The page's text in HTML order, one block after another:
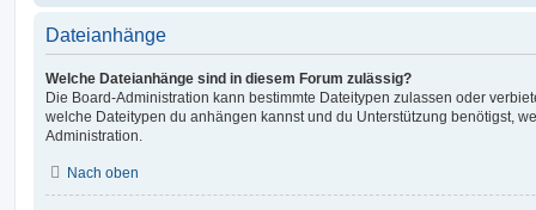
Dateianhänge
Welche Dateianhänge sind in diesem Forum zulässig?
Die Board-Administration kann bestimmte Dateitypen zulassen oder
welche Dateitypen du anhängen kannst und du Unterstützung benötigst,
Administration.
Nach oben